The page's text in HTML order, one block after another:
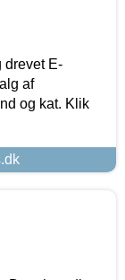
drevet E-
af
og kat. Klik